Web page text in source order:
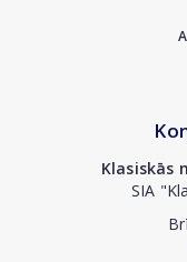
Klasiskās
SIA